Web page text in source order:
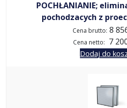
POCHŁANIANIE;
pochodzacych z
Cena brutto: 8
Cena netto: 7
Dodaj do